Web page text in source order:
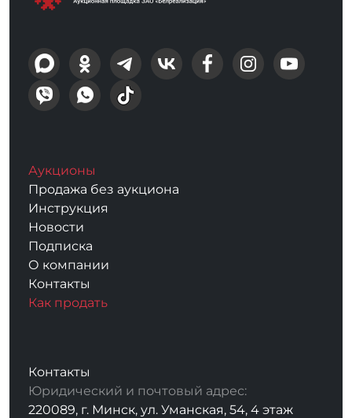
Аукционы
Продажа без аукциона
Инструкция
Новости
Подписка
О компании
Контакты
Как продать
Контакты
Юридический и почтовый адрес:
220089, г. Минск, ул. Уманская, 54, 4 этаж